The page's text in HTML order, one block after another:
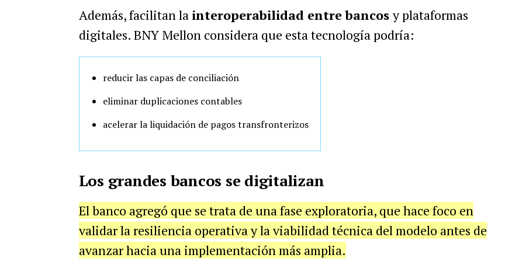
Además, facilitan la interoperabilidad entre bancosy plataformas
digitales. BNY Mellon considera que esta tecnología podría:
reducir las capas de conciliación
eliminar duplicaciones contables
acelerar la liquidación de pagos transfronterizos
Los grandes bancos se digitalizan
El banco agregó que se trata de una fase exploratoria, que hace foco en
validar la resiliencia operativa y la viabilidad técnica del modelo antes de
avanzar hacia una implementación más amplia.